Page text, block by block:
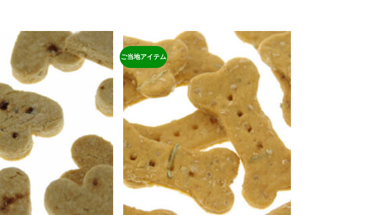
ほし
い物
トに
追加
ご当地アイテム
い物
リス
トに
追加